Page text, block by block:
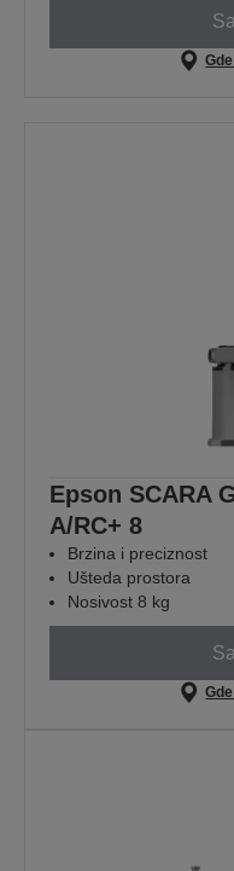
Epson SCARA
A/RC+ 8
Brzina i preciznost
Ušteda prostora
Nosivost 8 kg